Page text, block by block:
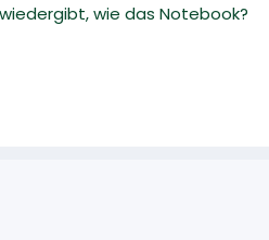
wie das Notebook?